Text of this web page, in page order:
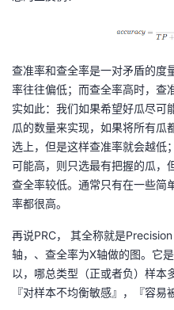
查准率和查全率是一对矛盾的度
率往往偏低；而查全率高时，查
实如此：我们如果希望好瓜尽可
瓜的数量来实现，如果将所有瓜
选上，但是这样查准率就会越低
可能高，则只选最有把握的瓜，
查全率较低。通常只有在一些简
率都很高。
再说PRC， 其全称就是
轴，、查全率为X轴做的图。它
以，哪总类型（正或者负）样本
『对样本不均衡敏感』，『容易